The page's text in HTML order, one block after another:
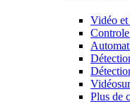
Vidéo
Plus de